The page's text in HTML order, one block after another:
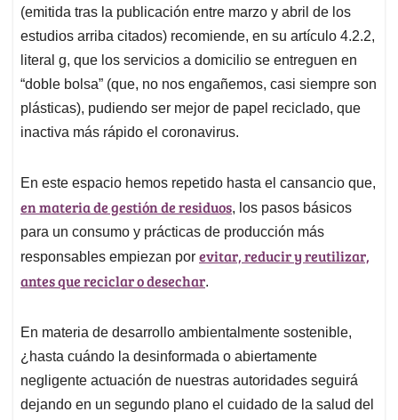
(emitida tras la publicación entre marzo y abril de los
estudios arriba citados) recomiende, en su artículo 4.2.2,
literal g, que los servicios a domicilio se entreguen en
“doble bolsa” (que, no nos engañemos, casi siempre son
plásticas), pudiendo ser mejor de papel reciclado, que
inactiva más rápido el coronavirus.
En este espacio hemos repetido hasta el cansancio que,
en materia de gestión de residuos, los pasos básicos
para un consumo y prácticas de producción más
responsables empiezan por evitar, reducir y reutilizar,
antes que reciclar o desechar.
En materia de desarrollo ambientalmente sostenible,
¿hasta cuándo la desinformada o abiertamente
negligente actuación de nuestras autoridades seguirá
dejando en un segundo plano el cuidado de la salud del